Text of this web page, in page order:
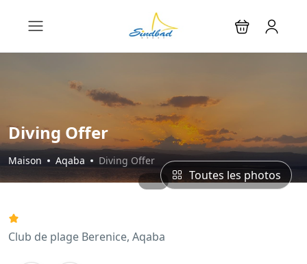
Diving Offer
Maison Aqaba Diving Offer
Toutes les photos
Club de plage Berenice, Aqaba